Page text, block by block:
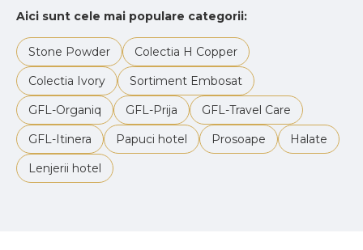
Aici sunt cele mai populare categorii:
Stone Powder
Colectia H Copper
Colectia Ivory
Sortiment Embosat
GFL-Organiq
GFL-Prija
GFL-Travel Care
GFL-Itinera
Papuci hotel Prosoape
Halate
Lenjerii hotel